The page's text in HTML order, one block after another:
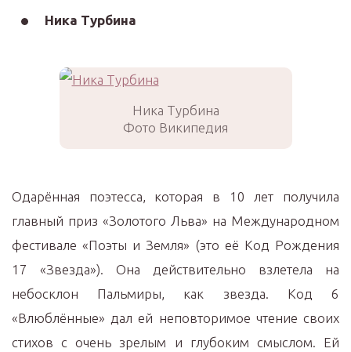
Ника Турбина
Ника Турбина
Фото Википедия
Одарённая поэтесса, которая в 10 лет получила
главный приз «Золотого Льва» на Международном
фестивале «Поэты и Земля» (это её Код Рождения
17 «Звезда»). Она действительно взлетела на
небосклон Пальмиры, как звезда. Код 6
«Влюблённые» дал ей неповторимое чтение своих
стихов с очень зрелым и глубоким смыслом. Ей